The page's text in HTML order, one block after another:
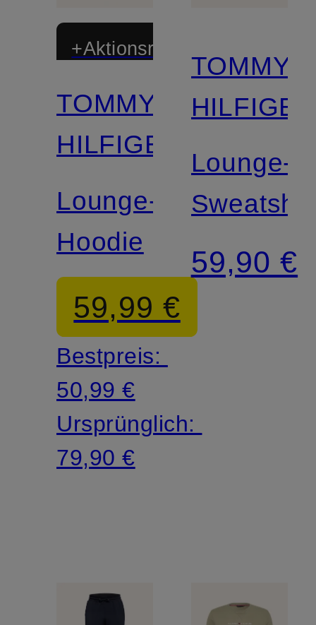
+Aktionsrabatt
TOMMY
HILFIGER
Lounge-
Hoodie
59,99 €
Bestpreis:
50,99 €
Ursprünglich:
79,90 €
TOMMY
Lounge-
59,90 €